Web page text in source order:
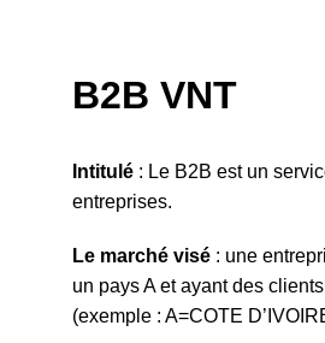
B2B VNT
Intitulé : Le B2B est un
entreprises.
Le marché visé : une
un pays A et ayant des
(exemple : A=COTE